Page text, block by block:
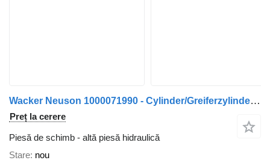
Wacker Neuson 1000071990 - Cylinder/Greiferzylinder/Cilinder
Preț la cerere
Piesă de schimb - altă piesă hidraulică
Stare nou